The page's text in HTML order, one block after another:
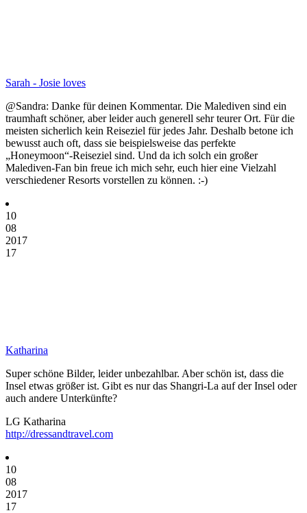
Sarah - Josie loves
@Sandra: Danke für deinen Kommentar. Die Malediven sind ein
traumhaft schöner, aber leider auch generell sehr teurer Ort. Für die
meisten sicherlich kein Reiseziel für jedes Jahr. Deshalb betone ich
bewusst auch oft, dass sie beispielsweise das perfekte
„Honeymoon“-Reiseziel sind. Und da ich solch ein großer
Malediven-Fan bin freue ich mich sehr, euch hier eine Vielzahl
verschiedener Resorts vorstellen zu können. :-)
10
08
2017
17
Katharina
Super schöne Bilder, leider unbezahlbar. Aber schön ist, dass die
Insel etwas größer ist. Gibt es nur das Shangri-La auf der Insel oder
auch andere Unterkünfte?
LG Katharina
http://dressandtravel.com
10
08
2017
17